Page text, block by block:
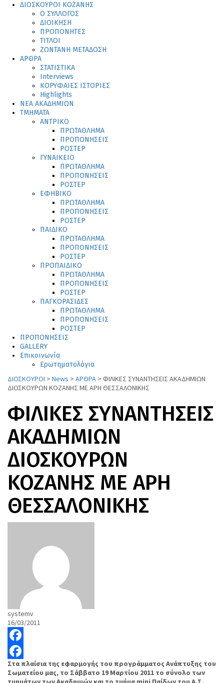
ΔΙΟΣΚΟΥΡΟΙ ΚΟΖΑΝΗΣ
Ο ΣΥΛΛΟΓΟΣ
ΔΙΟΙΚΗΣΗ
ΠΡΟΠΟΝΗΤΕΣ
ΤΙΤΛΟΙ
ΖΩΝΤΑΝΗ ΜΕΤΑΔΟΣΗ
ΑΡΘΡΑ
ΣΤΑΤΙΣΤΙΚΑ
Interviews
ΚΟΡΥΦΑΙΕΣ ΙΣΤΟΡΙΕΣ
Highlights
ΝΕΑ ΑΚΑΔΗΜΙΩΝ
ΤΜΗΜΑΤΑ
ΑΝΤΡΙΚΟ
ΠΡΩΤΑΘΛΗΜΑ
ΠΡΟΠΟΝΗΣΕΙΣ
ΡΟΣΤΕΡ
ΓΥΝΑΙΚΕΙΟ
ΠΡΩΤΑΘΛΗΜΑ
ΠΡΟΠΟΝΗΣΕΙΣ
ΡΟΣΤΕΡ
ΕΦΗΒΙΚΟ
ΠΡΩΤΑΘΛΗΜΑ
ΠΡΟΠΟΝΗΣΕΙΣ
ΡΟΣΤΕΡ
ΠΑΙΔΙΚΟ
ΠΡΩΤΑΘΛΗΜΑ
ΠΡΟΠΟΝΗΣΕΙΣ
ΡΟΣΤΕΡ
ΠΡΟΠΑΙΔΙΚΟ
ΠΡΩΤΑΘΛΗΜΑ
ΠΡΟΠΟΝΗΣΕΙΣ
ΡΟΣΤΕΡ
ΠΑΓΚΟΡΑΣΙΔΕΣ
ΠΡΩΤΑΘΛΗΜΑ
ΠΡΟΠΟΝΗΣΕΙΣ
ΡΟΣΤΕΡ
ΠΡΟΠΟΝΗΣΕΙΣ
GALLERY
Επικοινωνία
Ερωτηματολόγια
ΔΙΟΣΚΟΥΡΟΙ > News > ΑΡΘΡΑ > ΦΙΛΙΚΕΣ ΣΥΝΑΝΤΗΣΕΙΣ ΑΚΑΔΗΜΙΩΝ
ΔΙΟΣΚΟΥΡΩΝ ΚΟΖΑΝΗΣ ΜΕ ΑΡΗ ΘΕΣΣΑΛΟΝΙΚΗΣ
ΦΙΛΙΚΕΣ ΣΥΝΑΝΤΗΣΕΙΣ
ΑΚΑΔΗΜΙΩΝ
ΔΙΟΣΚΟΥΡΩΝ
ΚΟΖΑΝΗΣ ΜΕ ΑΡΗ
ΘΕΣΣΑΛΟΝΙΚΗΣ
systemv
16/03/2011
Facebook
Facebook
Στα πλαίσια της εφαρμογής του προγράμματος Ανάπτυξης του
Σωματείου μας, το Σάββατο 19 Μαρτίου 2011 το σύνολο των